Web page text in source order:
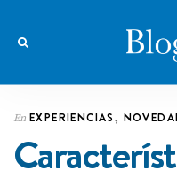
En EXPERIENCIAS,